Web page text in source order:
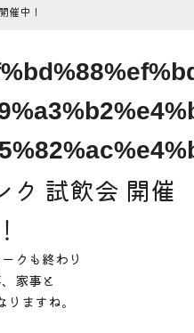
催中！
ク 試飲会 開催
クも終わり
家事と
ますね。